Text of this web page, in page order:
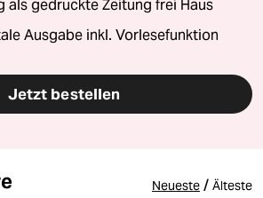
als gedruckte Zeitung frei Haus
Ausgabe inkl. Vorlesefunktion
Jetzt bestellen
Neueste / Älteste